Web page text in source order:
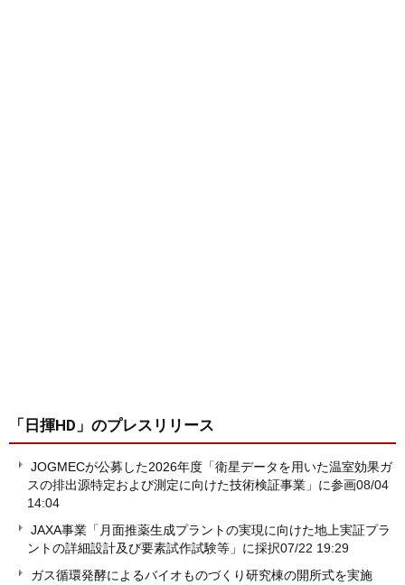
「日揮HD」 のプレスリリース
JOGMECが公募した2026年度「衛星データを用いた温室効果ガ
スの排出源特定および測定に向けた技術検証事業」に参画08/04
14:04
JAXA事業「月面推薬生成プラントの実現に向けた地上実証プラ
ントの詳細設計及び要素試作試験等」に採択07/22 19:29
ガス循環発酵によるバイオものづくり研究棟の開所式を実施